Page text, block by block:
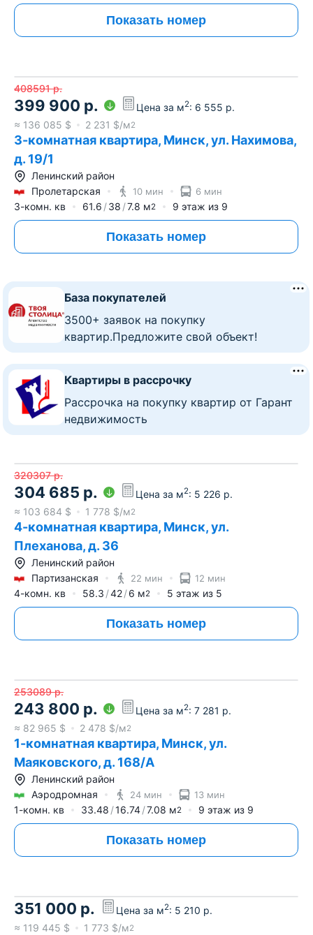
Показать номер
408591 р.
399 900 р. Цена за м2: 6 555 р.
≈ 136 085 $ 2 231 $/м2
3-комнатная квартира, Минск, ул. Нахимова,
д. 19/1
Ленинский район
Пролетарская
10 мин 6 мин
3-комн. кв 61.6 38 7.8 м2 9 этаж из 9
Показать номер
320307 р.
304 685 р. Цена за м2: 5 226 р.
≈ 103 684 $ 1 778 $/м2
4-комнатная квартира, Минск, ул.
Плеханова, д. 36
Ленинский район
Партизанская
22 мин 12 мин
4-комн. кв 58.3 42 6 м2 5 этаж из 5
Показать номер
253089 р.
243 800 р. Цена за м2: 7 281 р.
≈ 82 965 $ 2 478 $/м2
1-комнатная квартира, Минск, ул.
Маяковского, д. 168/А
Ленинский район
Аэродромная
24 мин 13 мин
1-комн. кв 33.48 16.74 7.08 м2 9 этаж из 9
Показать номер
351 000 р. Цена за м2: 5 210 р.
≈ 119 445 $ 1 773 $/м2
База покупателей
3500+ заявок на покупку
квартир.Предложите свой объект!
Квартиры в рассрочку
Рассрочка на покупку квартир от Гарант
недвижимость